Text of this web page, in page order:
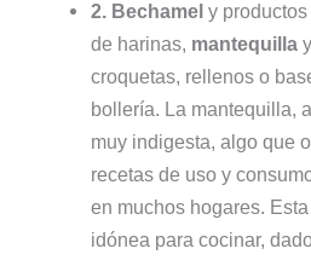
2. Bechamel y
de harinas, mantequillay
croquetas, rellenos o
bollería. La mantequilla,
muy indigesta, algo que
recetas de uso y
en muchos hogares.
idónea para cocinar,